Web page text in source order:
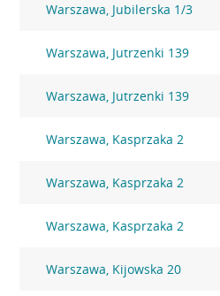
Warszawa, Jubilerska 1/3
Warszawa, Jutrzenki 139
Warszawa, Jutrzenki 139
Warszawa, Kasprzaka 2
Warszawa, Kasprzaka 2
Warszawa, Kasprzaka 2
Warszawa, Kijowska 20